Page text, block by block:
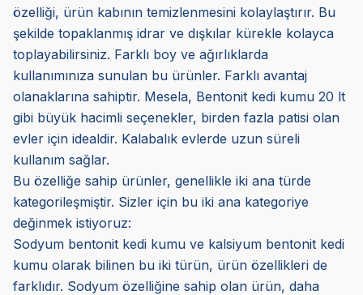
özelliği, ürün kabının temizlenmesini kolaylaştırır. Bu
şekilde topaklanmış idrar ve dışkılar kürekle kolayca
toplayabilirsiniz. Farklı boy ve ağırlıklarda
kullanımınıza sunulan bu ürünler. Farklı avantaj
olanaklarına sahiptir. Mesela, Bentonit kedi kumu 20 lt
gibi büyük hacimli seçenekler, birden fazla patisi olan
evler için idealdir. Kalabalık evlerde uzun süreli
kullanım sağlar.
Bu özelliğe sahip ürünler, genellikle iki ana türde
kategorileşmiştir. Sizler için bu iki ana kategoriye
değinmek istiyoruz:
Sodyum bentonit kedi kumu ve kalsiyum bentonit kedi
kumu olarak bilinen bu iki türün, ürün özellikleri de
farklıdır. Sodyum özelliğine sahip olan ürün, daha